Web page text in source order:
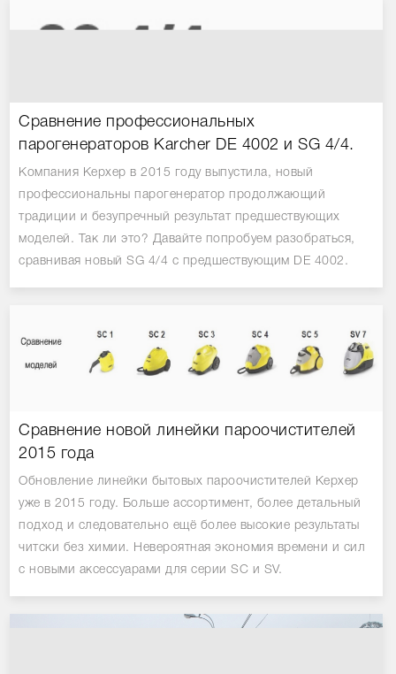
Сравнение профессиональных
парогенераторов Karcher DE 4002 и SG 4/4.
Компания Керхер в 2015 году выпустила, новый
профессиональны парогенератор продолжающий
традиции и безупречный результат предшествующих
моделей. Так ли это? Давайте попробуем разобраться,
сравнивая новый SG 4/4 с предшествующим DE 4002.
Сравнение новой линейки пароочистителей
2015 года
Обновление линейки бытовых пароочистителей Керхер
уже в 2015 году. Больше ассортимент, более детальный
подход и следовательно ещё более высокие результаты
читски без химии. Невероятная экономия времени и сил
с новыми аксессуарами для серии SC и SV.